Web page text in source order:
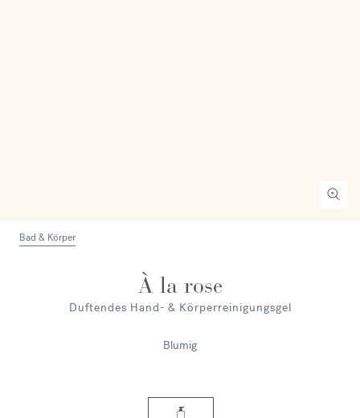
Bad & Körper
À la rose
Duftendes Hand- & Körperreinigungsgel
Blumig